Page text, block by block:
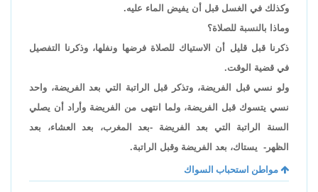
وكذلك في الغسل قبل أن يفيض الماء عليه.
وماذا بالنسبة للصلاة؟
ذكرنا قبل قليل أن الاستياك للصلاة فرضها ونفلها، وذكرنا التفصيل
في قضية الوقت.
ولو نسي قبل الفريضة، وتذكر قبل الراتبة التي بعد الفريضة، واحد
نسي يتسوك قبل الفريضة، ولما انتهى من الفريضة وأراد أن يصلي
السنة الراتبة التي بعد الفريضة -بعد المغرب، بعد العشاء، بعد
الظهر- يستاك، بعد الفريضة وقبل الراتبة.
مواطن استحباب السواك